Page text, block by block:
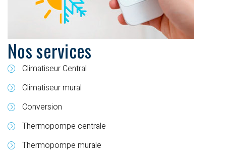
Nos services
Climatiseur Central
Climatiseur mural
Conversion
Thermopompe centrale
Thermopompe murale